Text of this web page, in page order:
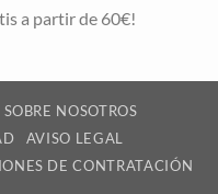
a partir de 60€!
SOBRE NOSOTROS
AVISO LEGAL
DE CONTRATACIÓN